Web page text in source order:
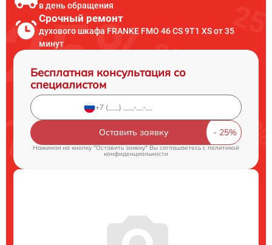
в день обращения
Срочный ремонт
духового шкафа FRANKE FMO 46 CS 9T1 XS от 35
минут
Бесплатная консультация со
специалистом
Оставить заявку
Нажимая на кнопку "Оставить заявку" Вы соглашаетесь cполитикой
конфиденциальности